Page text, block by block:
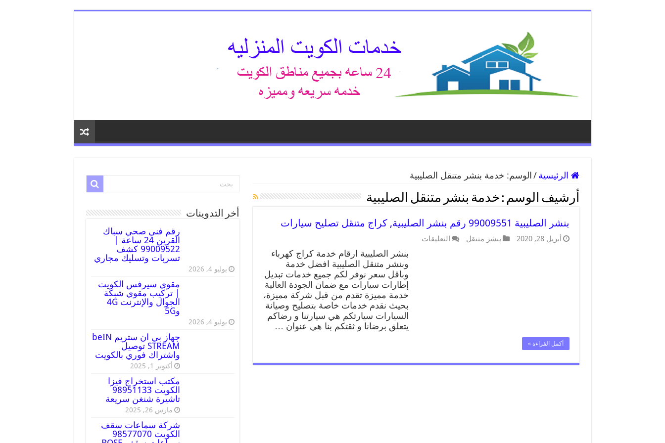
الرئيسية / الوسم: خدمة بنشر متنقل الصليبية
أرشيف الوسم : خدمة بنشر متنقل الصليبية
بنشر الصليبية 99009551 رقم بنشر الصليبية, كراج متنقل تصليح سيارات
أبريل 28, 2020 بنشر متنقل التعليقات
بنشر الصليبية ارقام خدمة كراج كهرباء
وبنشر متنقل الصليبية افضل خدمة
وباقل سعر نوفر لكم جميع خدمات تبديل
إطارات سيارات مع ضمان الجودة العالية
خدمة مميزة تقدم من قبل شركة مميزة،
بحيث نقدم خدمات خاصة بتصليح وصيانة
السيارات سيارتكم هي سيارتنا و رضاكم
يتعلق برضانا و ثقتكم بنا هي عنوان …
أكمل القراءة »
أخر التدوينات
رقم فني صحي سباك
القرين 24 ساعة |
99009522 كشف
تسربات وتسليك مجاري
يوليو 4, 2026
مقوي سيرفس الكويت
| تركيب مقوي شبكة
الجوال والإنترنت 4G
و5G
يوليو 4, 2026
جهاز بي ان ستريم beIN
STREAM توصيل
واشتراك فوري بالكويت
أكتوبر 1, 2025
مكتب استخراج فيزا
الكويت 98951133
تاشيرة شنغن سريعة
مارس 26, 2025
شركة سماعات سقف
الكويت 98577070